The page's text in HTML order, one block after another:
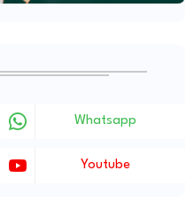
Whatsapp
Youtube